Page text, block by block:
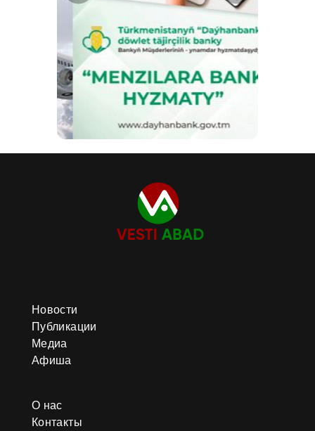
Новости
Публикации
Медиа
Афиша
О нас
Контакты